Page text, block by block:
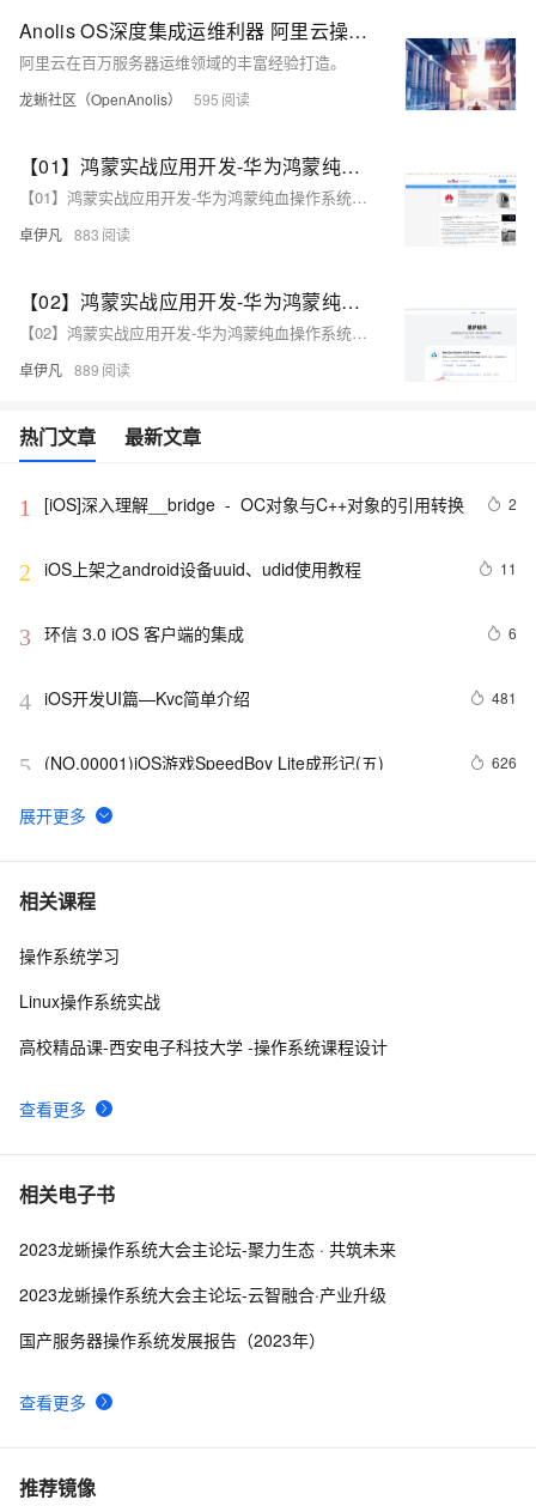
Anolis OS深度集成运维利器 阿里云操作系统控制台上线
阿里云在百万服务器运维领域的丰富经验打造。
龙蜥社区（OpenAnolis） 595
【01】鸿蒙实战应用开发-华为鸿蒙纯血操作系统Harmony OS NEXT-项目开发实战-优雅草卓伊凡拟开发一个一站式家政服务平台-前期筹备-暂定取名斑马家政软件系统-本项目前端开源-服务端采用优雅草蜻蜓Z系统-搭配ruoyi框架admin后台-全过程实战项目分享-从零开发到上线
【01】鸿蒙实战应用开发-华为鸿蒙纯血操作系统Harmony OS NEXT-项目开发实战-优雅草卓伊凡拟开发一个一站式家政服务平台-前期筹备-暂定取名斑马家政软件系统-本项目前端开源-服务端采用优雅草蜻蜓Z系统-搭配ruoyi框架admin后台-全过程实战项目分享-从零开发到上线
卓伊凡 883
【02】鸿蒙实战应用开发-华为鸿蒙纯血操作系统Harmony OS NEXT-项目开发实战-准备工具安装-编译器DevEco Studio安装-arkts编程语言认识-编译器devco-鸿蒙SDK安装-模拟器环境调试-hyper虚拟化开启-全过程实战项目分享-从零开发到上线-优雅草卓伊凡
【02】鸿蒙实战应用开发-华为鸿蒙纯血操作系统Harmony OS NEXT-项目开发实战-准备工具安装-编译器DevEco Studio安装-arkts编程语言认识-编译器devco-鸿蒙SDK安装-模拟器环境调试-hyper虚拟化开启-全过程实战项目分享-从零开发到上线-优雅草卓伊凡
卓伊凡 889
热门文章 最新文章
1 [iOS]深入理解__bridge  -  OC对象与C++对象的引用转换 2
2 iOS上架之android设备uuid、udid使用教程 11
3 环信 3.0 iOS 客户端的集成 6
4 iOS开发UI篇—Kvc简单介绍 481
5 (NO.00001)iOS游戏SpeedBoy Lite成形记(五) 626
6 ios证书申请最简单的教程
7 【转】适配iOS9系统
8 从Unity开发到移动平台制胜攻略：全面解析iOS与
打造爆款手游不是梦——性能优化、广告集成与内购设置
全包含
相关课程
查看更多
操作系统学习
Linux操作系统实战
高校精品课-西安电子科技大学 -操作系统课程设计
相关电子书
查看更多
2023龙蜥操作系统大会主论坛-聚力生态 · 共筑未来
2023龙蜥操作系统大会主论坛-云智融合·产业升级
国产服务器操作系统发展报告（2023年）
推荐镜像